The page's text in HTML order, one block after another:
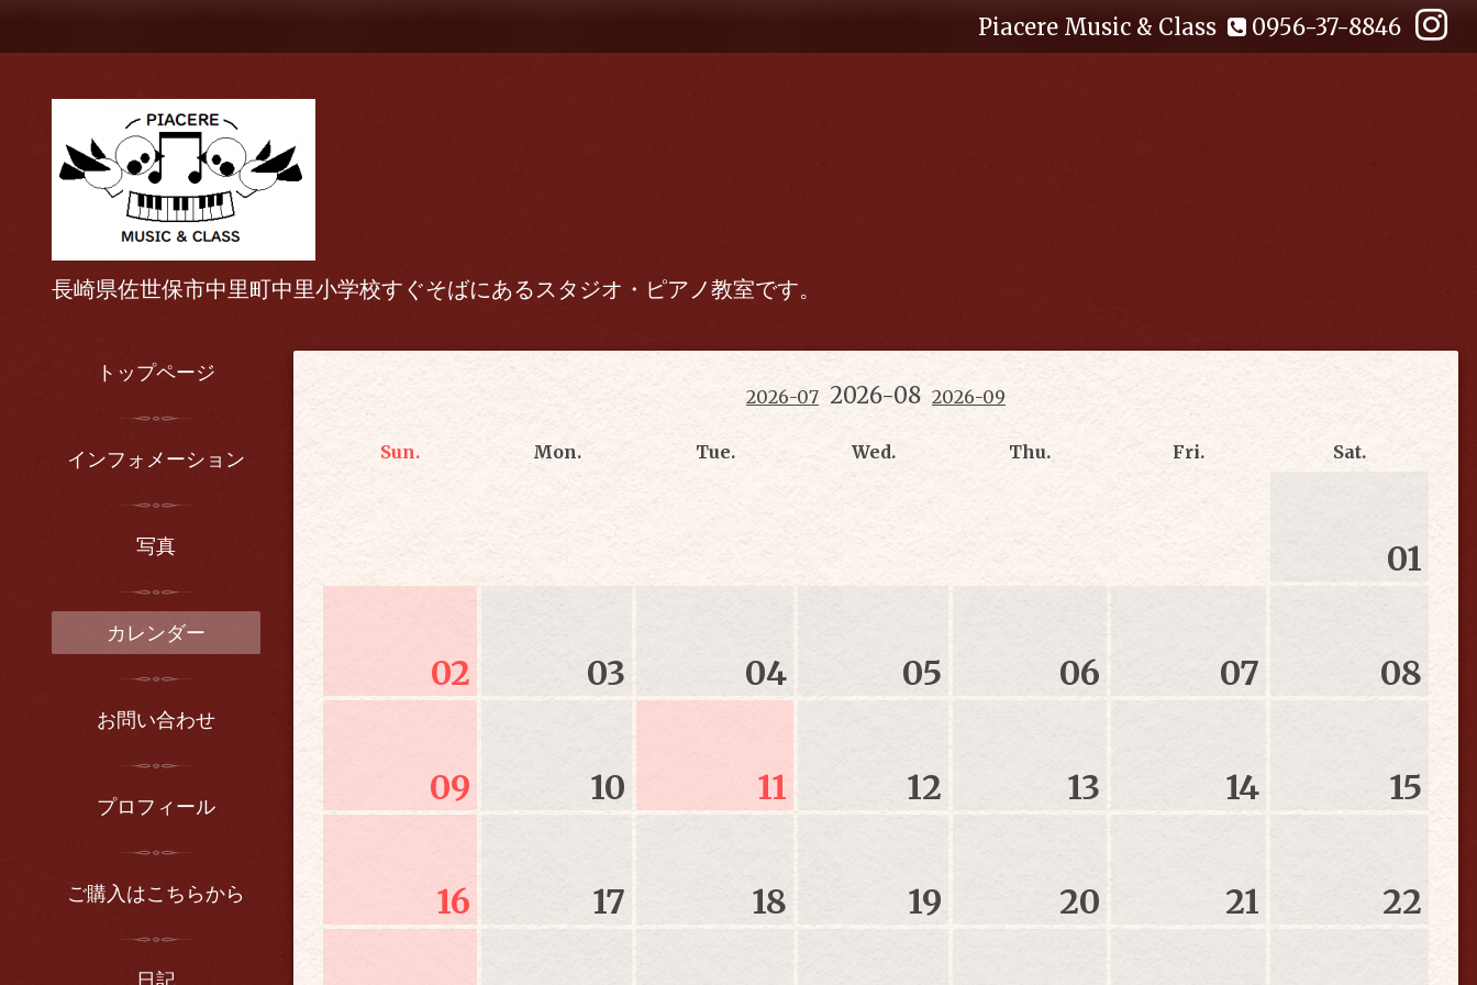
0956-37-8846
Piacere Music & Class
長崎県佐世保市中里町中里小学校すぐそばにあるスタジオ・ピアノ教室です。
2026-07 2026-08 2026-09
Sun. Mon. Tue. Wed. Thu. Fri. Sat.
01
02 03 04 05 06 07 08
09 10 11 12 13 14 15
16 17 18 19 20 21 22
トップページ
インフォメーション
写真
カレンダー
お問い合わせ
プロフィール
ご購入はこちらから